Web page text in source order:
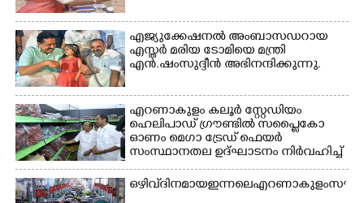
എജ്യുക്കേഷനൽ അംബാസഡറായ
എസ്തർ മരിയ ടോമിയെ മന്ത്രി
എൻ.ഷംസുദ്ദീൻ അഭിനന്ദിക്കുന്നു.
എറണാകുളം കലൂർ സ്റ്റേഡിയം
ഹെലിപാഡ് ഗ്രൗണ്ടിൽ സപ്ളൈകോ
ഓണം മെഗാ ട്രേഡ് ഫെയർ
സംസ്ഥാനതല ഉദ്ഘാടനം നിർവഹിച്ച്
സ്റ്റാൾ സന്ദർശിക്കുന്ന മുഖ്യമന്ത്രി
വി.ഡി. സതീശൻ. മന്ത്രി അനൂപ്
ജേക്കബ് സമീപം
ഒഴിവ് ദിനമായ ഇന്നലെ എറണാകുളം
Copy Link